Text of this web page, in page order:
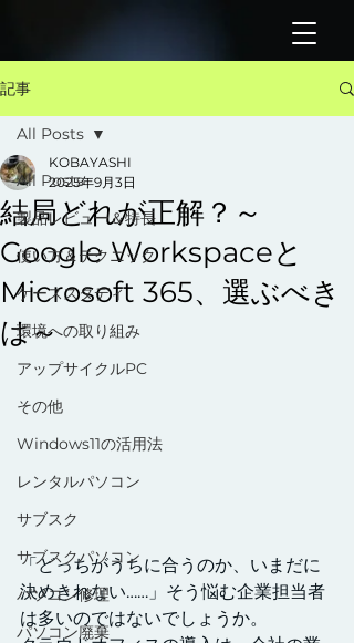
記事
All Posts
製品レビュー＆特長
使い方＆テクニック
ケーススタディ
環境への取り組み
アップサイクルPC
その他
Windows11の活用法
レンタルパソコン
サブスク
サブスクパソコン
パソコン修理
パソコン廃棄
All Posts
結局どれが正解？～
Google Workspaceと
Microsoft 365、選ぶべき
は～
KOBAYASHI
2025年9月3日
「どっちがうちに合うのか、いまだに
決めきれない……」そう悩む企業担当者
は多いのではないでしょうか。